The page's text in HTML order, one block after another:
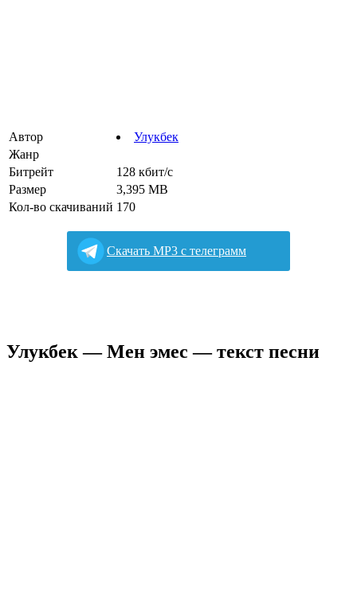
Автор
Улукбек
Жанр
Битрейт
128 кбит/с
Размер
3,395 MB
Кол-во скачиваний 170
Cкачать MP3 с телеграмм
Улукбек — Мен эмес — текст песни